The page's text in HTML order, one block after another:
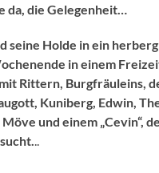
da, die Gelegenheit…
seine Holde in ein
in einem
Rittern, Burgfräuleins,
Kuniberg, Edwin,
und einem „Cevin“,
..